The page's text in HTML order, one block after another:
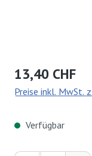
Regulärer Preis:
13,40 CHF
Preise inkl. MwSt.
Verfügbar